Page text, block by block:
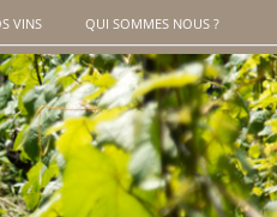
VINS QUI SOMMES NOUS ?